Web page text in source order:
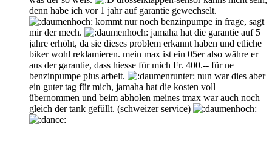
denn habe ich vor 1 jahr auf garantie gewechselt.
kommt nur noch benzinpumpe in frage, sagt
mir der mech.
jamaha hat die garantie auf 5
jahre erhöht, da sie dieses problem erkannt haben und etliche
biker wohl reklamieren. mein max ist ein 05er also währe er
aus der garantie, dass hiesse für mich Fr. 400.-- für ne
benzinpumpe plus arbeit.
nun war dies aber
ein guter tag für mich, jamaha hat die kosten voll
übernommen und beim abholen meines tmax war auch noch
gleich der tank gefüllt. (schweizer service)